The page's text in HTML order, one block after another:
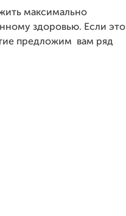
максимально
здоровью. Если это
предложим вам ряд